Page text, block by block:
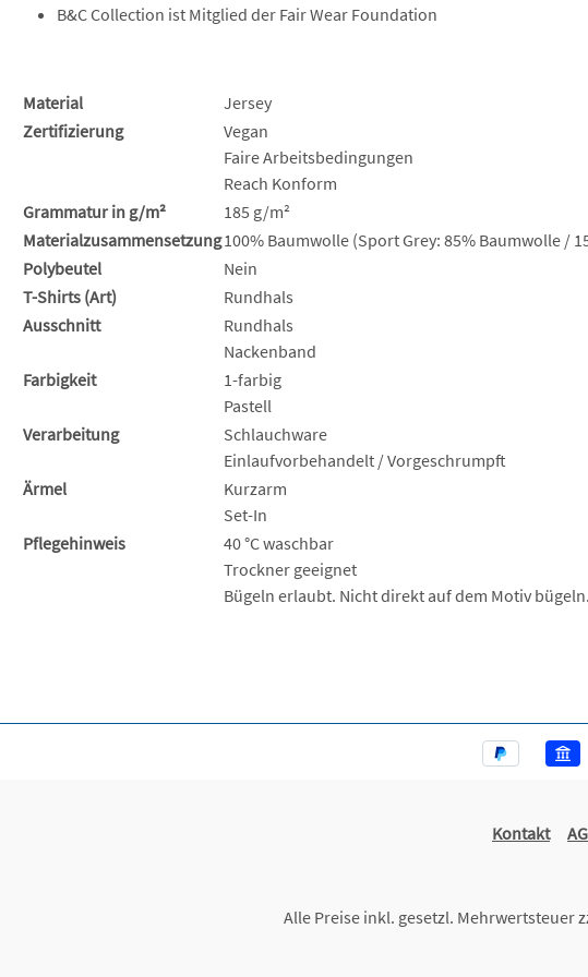
B&C Collection ist Mitglied der Fair Wear Foundation
Material
Jersey
Zertifizierung
Vegan
Faire Arbeitsbedingungen
Reach Konform
Grammatur in g/m²
185 g/m²
Materialzusammensetzung100% Baumwolle (Sport Grey: 85% Baumwolle /
Polybeutel
Nein
T-Shirts (Art)
Rundhals
Ausschnitt
Rundhals
Nackenband
Farbigkeit
1-farbig
Pastell
Verarbeitung
Schlauchware
Einlaufvorbehandelt / Vorgeschrumpft
Ärmel
Kurzarm
Set-In
Pflegehinweis
40 °C waschbar
Trockner geeignet
Bügeln erlaubt. Nicht direkt auf dem Motiv bügeln.
Kontakt
Alle Preise inkl. gesetzl. Mehrwertsteuer